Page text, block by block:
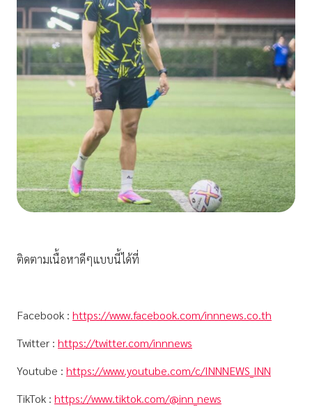
ติดตามเนื้อหาดีๆแบบนี้ได้ที่
Facebook : https://www.facebook.com/innnews.co.th
Twitter : https://twitter.com/innnews
Youtube : https://www.youtube.com/c/INNNEWS_INN
TikTok : https://www.tiktok.com/@inn_news